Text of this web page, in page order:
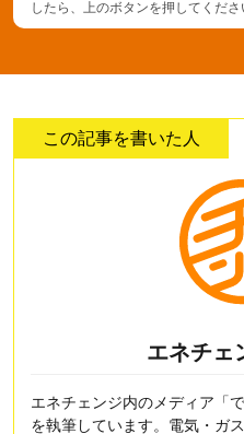
したら、上のボタンを押してくださ
この記事を書いた人
エネチェ
エネチェンジ内のメディア「
を執筆しています。電気・ガ